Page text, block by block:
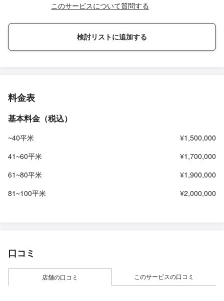
このサービスについて質問する
検討リストに追加する
料金表
基本料金（税込）
~40平米
¥1,500,000
41~60平米
¥1,700,000
61~80平米
¥1,900,000
81~100平米
¥2,000,000
口コミ
店舗の口コミ このサービスの口コミ